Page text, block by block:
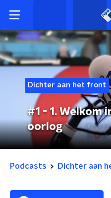
Dichter aan het front
#1 - 1. Welkom
oorlog
Podcasts Dichter aan